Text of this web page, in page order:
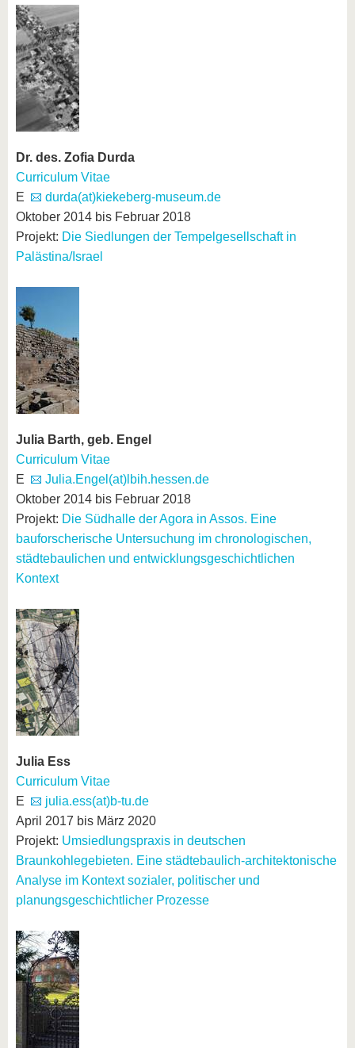
Dr. des. Zofia Durda
Curriculum Vitae
E
durda(at)kiekeberg-museum.de
Oktober 2014 bis Februar 2018
Projekt: Die Siedlungen der Tempelgesellschaft in
Palästina/Israel
Julia Barth, geb. Engel
Curriculum Vitae
E
Julia.Engel(at)lbih.hessen.de
Oktober 2014 bis Februar 2018
Projekt: Die Südhalle der Agora in Assos. Eine
bauforscherische Untersuchung im chronologischen,
städtebaulichen und entwicklungsgeschichtlichen
Kontext
Julia Ess
Curriculum Vitae
E
julia.ess(at)b-tu.de
April 2017 bis März 2020
Projekt: Umsiedlungspraxis in deutschen
Braunkohlegebieten. Eine städtebaulich-architektonische
Analyse im Kontext sozialer, politischer und
planungsgeschichtlicher Prozesse